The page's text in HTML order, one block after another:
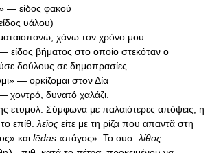
— είδος φακού
υάλου)
χάνω τον χρόνο μου
είδος βήματος στο οποίο στεκόταν ο
δούλους σε δημοπρασίες
— ορκίζομαι στον Δία
χοντρό, δυνατό χαλάζι.
ετυμολ. Σύμφωνα με παλαιότερες απόψεις, η
επίθ. λεῖος είτε με τη ρίζα που απαντᾶ στη
και lēdas «πάγος». Το ουσ. λίθος